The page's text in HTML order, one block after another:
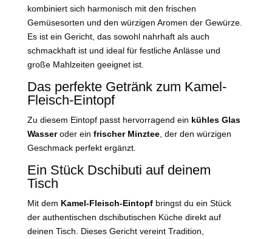
kombiniert sich harmonisch mit den frischen
Gemüsesorten und den würzigen Aromen der Gewürze.
Es ist ein Gericht, das sowohl nahrhaft als auch
schmackhaft ist und ideal für festliche Anlässe und
große Mahlzeiten geeignet ist.
Das perfekte Getränk zum Kamel-
Fleisch-Eintopf
Zu diesem Eintopf passt hervorragend ein kühles Glas
Wasseroder ein frischer Minztee, der den würzigen
Geschmack perfekt ergänzt.
Ein Stück Dschibuti auf deinem
Tisch
Mit dem Kamel-Fleisch-Eintopfbringst du ein Stück
der authentischen dschibutischen Küche direkt auf
deinen Tisch. Dieses Gericht vereint Tradition,